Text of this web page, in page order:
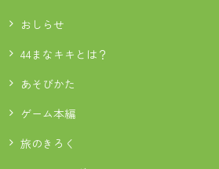
おしらせ
44まなキキとは？
あそびかた
ゲーム本編
旅のきろく